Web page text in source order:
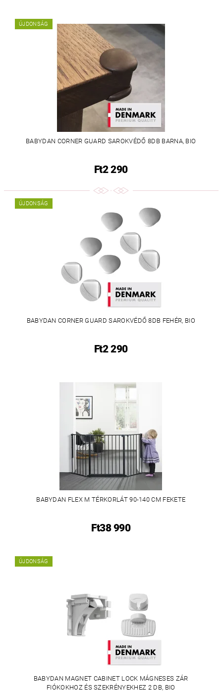
ÚJDONSÁG
BABYDAN CORNER GUARD SAROKVÉDŐ 8DB BARNA, BIO
Ft2 290
ÚJDONSÁG
BABYDAN CORNER GUARD SAROKVÉDŐ 8DB FEHÉR, BIO
Ft2 290
BABYDAN FLEX M TÉRKORLÁT 90-140 CM FEKETE
Ft38 990
ÚJDONSÁG
BABYDAN MAGNET CABINET LOCK MÁGNESES ZÁR
FIÓKOKHOZ ÉS SZEKRÉNYEKHEZ 2 DB, BIO